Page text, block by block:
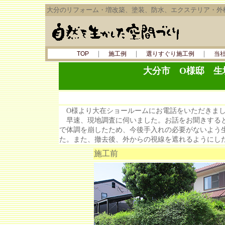
大分のリフォーム・増改築、塗装、防水、エクステリア・
TOP｜ 施工例 ｜ 選りすぐり施工例 ｜ 当
大分市 O様邸 生
O様より大在ショールームにお電話をいただきま
早速、現地調査に伺いました。お話をお聞きする
で体調を崩したため、今後手入れの必要がないよ
た。また、撤去後、外からの視線を遮れるようにし
施工前